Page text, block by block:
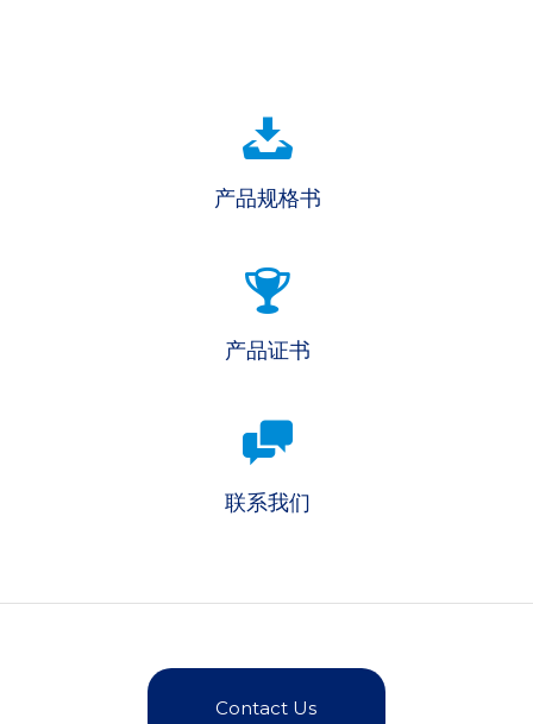
产品规格书
产品证书
联系我们
Contact Us